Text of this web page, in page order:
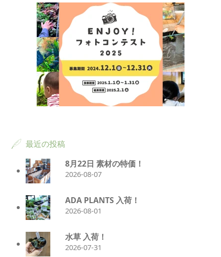
最近の投稿
8月22日 素材の特価！
2026-08-07
ADA PLANTS 入荷！
2026-08-01
水草 入荷！
2026-07-31